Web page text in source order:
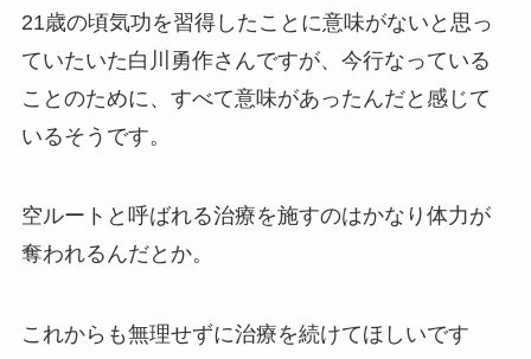
21歳の頃気功を習得したことに意味がないと思っ
ていたいた白川勇作さんですが、今行なっている
ことのために、すべて意味があったんだと感じて
いるそうです。
空ルートと呼ばれる治療を施すのはかなり体力が
奪われるんだとか。
これからも無理せずに治療を続けてほしいです